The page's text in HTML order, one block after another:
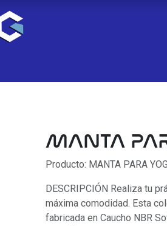
MANTA
Producto: MANTA PARA
DESCRIPCIÓN Realiza tu
máxima comodidad. Esta
fabricada en Caucho NBR